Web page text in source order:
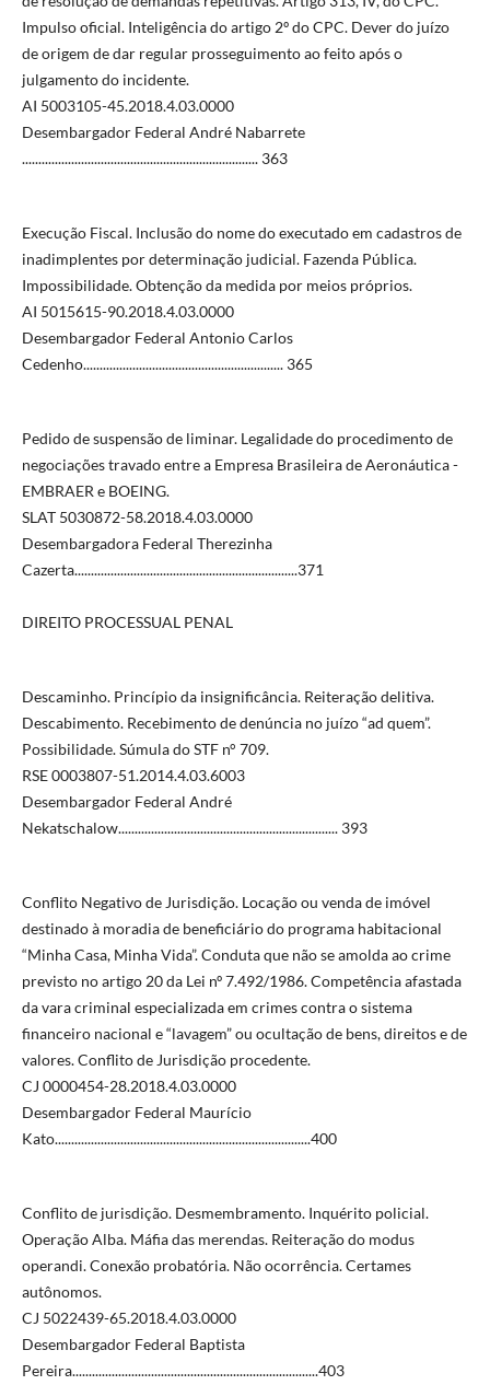
Impulso oficial. Inteligência do artigo 2º do CPC. Dever do juízo
de origem de dar regular prosseguimento ao feito após o
julgamento do incidente.
AI 5003105-45.2018.4.03.0000
Desembargador Federal André Nabarrete
........................................................................ 363
Execução Fiscal. Inclusão do nome do executado em cadastros de
inadimplentes por determinação judicial. Fazenda Pública.
Impossibilidade. Obtenção da medida por meios próprios.
AI 5015615-90.2018.4.03.0000
Desembargador Federal Antonio Carlos
Cedenho............................................................. 365
Pedido de suspensão de liminar. Legalidade do procedimento de
negociações travado entre a Empresa Brasileira de Aeronáutica -
EMBRAER e BOEING.
SLAT 5030872-58.2018.4.03.0000
Desembargadora Federal Therezinha
Cazerta....................................................................371
DIREITO PROCESSUAL PENAL
Descaminho. Princípio da insignificância. Reiteração delitiva.
Descabimento. Recebimento de denúncia no juízo “ad quem”.
Possibilidade. Súmula do STF n° 709.
RSE 0003807-51.2014.4.03.6003
Desembargador Federal André
Nekatschalow................................................................... 393
Conflito Negativo de Jurisdição. Locação ou venda de imóvel
destinado à moradia de beneficiário do programa habitacional
“Minha Casa, Minha Vida”. Conduta que não se amolda ao crime
previsto no artigo 20 da Lei nº 7.492/1986. Competência afastada
da vara criminal especializada em crimes contra o sistema
financeiro nacional e “lavagem” ou ocultação de bens, direitos e de
valores. Conflito de Jurisdição procedente.
CJ 0000454-28.2018.4.03.0000
Desembargador Federal Maurício
Kato..............................................................................400
Conflito de jurisdição. Desmembramento. Inquérito policial.
Operação Alba. Máfia das merendas. Reiteração do modus
operandi. Conexão probatória. Não ocorrência. Certames
autônomos.
CJ 5022439-65.2018.4.03.0000
Desembargador Federal Baptista
Pereira...........................................................................403